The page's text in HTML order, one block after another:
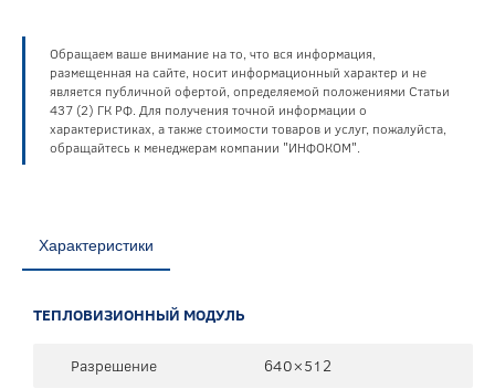
Обращаем ваше внимание на то, что вся информация,
размещенная на сайте, носит информационный характер и не
является публичной офертой, определяемой положениями Статьи
437 (2) ГК РФ. Для получения точной информации о
характеристиках, а также стоимости товаров и услуг, пожалуйста,
обращайтесь к менеджерам компании "ИНФОКОМ".
Характеристики
ТЕПЛОВИЗИОННЫЙ МОДУЛЬ
Разрешение 640×512